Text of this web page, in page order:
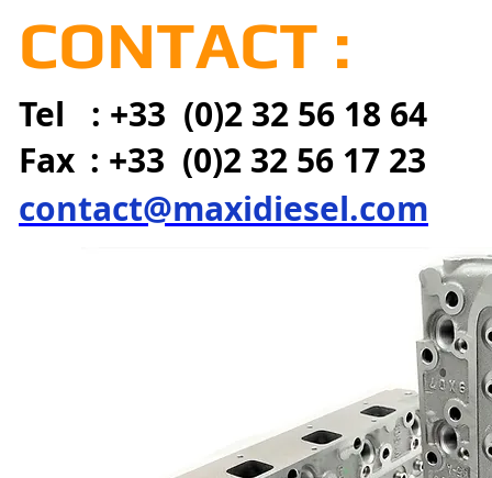
CONTACT :
Tel : +33 (0)2 32 56 18 64
Fax : +33 (0)2 32 56 17 23
contact@maxidiesel.com